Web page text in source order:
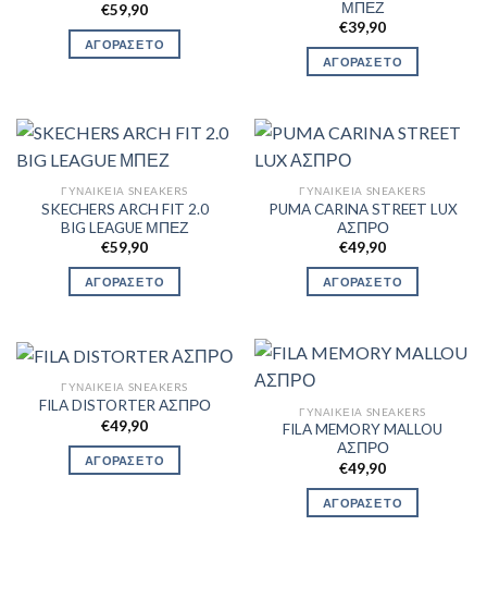
€59,90
ΑΓΟΡΑΣΕ ΤΟ
ΜΠΕΖ
€39,90
ΑΓΟΡΑΣΕ ΤΟ
ΓΥΝΑΙΚΕΊΑ SNEAKERS
SKECHERS ARCH FIT 2.0
BIG LEAGUE ΜΠΕΖ
€59,90
ΑΓΟΡΑΣΕ ΤΟ
ΓΥΝΑΙΚΕΊΑ SNEAKERS
PUMA CARINA STREET LUX
ΑΣΠΡΟ
€49,90
ΑΓΟΡΑΣΕ ΤΟ
ΓΥΝΑΙΚΕΊΑ SNEAKERS
FILA DISTORTER ΑΣΠΡΟ
€49,90
ΑΓΟΡΑΣΕ ΤΟ
ΓΥΝΑΙΚΕΊΑ SNEAKERS
FILA MEMORY MALLOU
ΑΣΠΡΟ
€49,90
ΑΓΟΡΑΣΕ ΤΟ